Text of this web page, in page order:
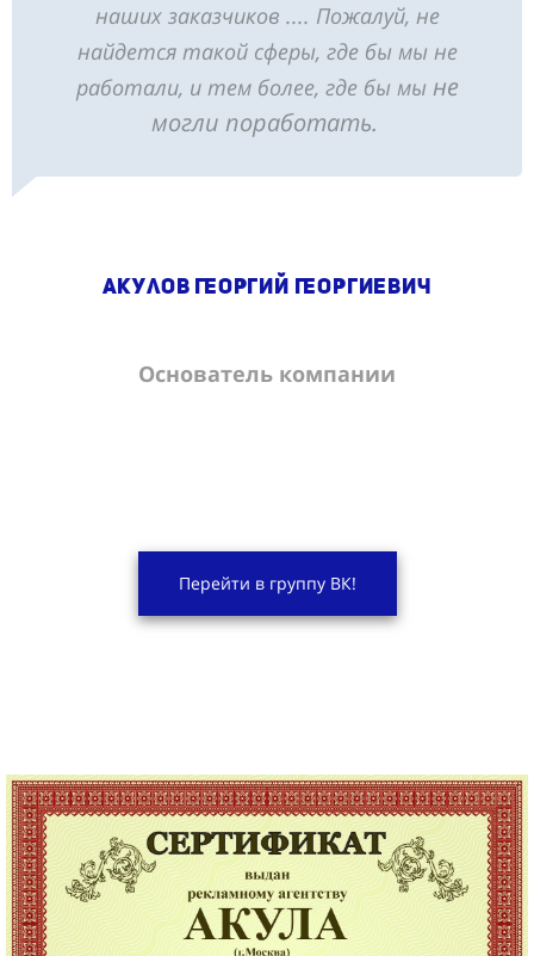
наших заказчиков .... Пожалуй, не
найдется такой сферы, где бы мы не
работали, и тем более, где бы мы не
могли поработать.
Акулов Георгий Георгиевич
Основатель компании
Перейти в группу ВК!